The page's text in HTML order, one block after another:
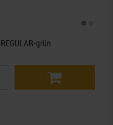
grün